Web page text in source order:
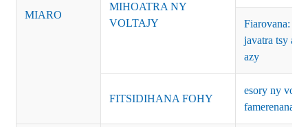
MIARO
MIHOATRA NY
VOLTAJY
Fiarovana:
javatra tsy
azy
FITSIDIHANA FOHY
esory ny
famerenana